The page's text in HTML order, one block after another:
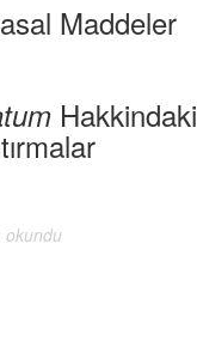
Maddeler
Hakkindaki
okundu